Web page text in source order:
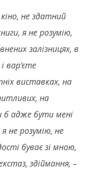
не здатний
я не розумію,
залізницях, в
вар’єте
виставках, на
на
б адже бути мені
я не розумію, не
буває зі мною,
здіймання, –